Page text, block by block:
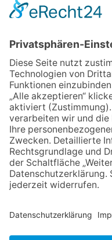
06.08.2026
06.08.2026
06.08.2026